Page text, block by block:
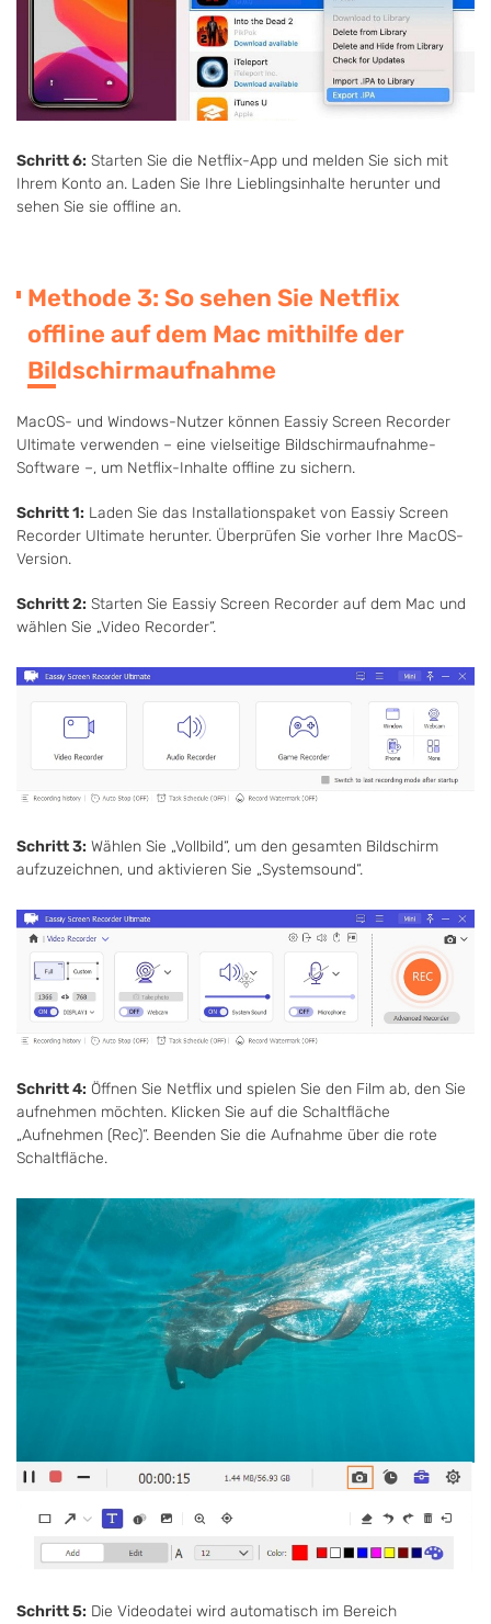
Schritt 6: Starten Sie die Netflix-App und melden Sie sich mit
Ihrem Konto an. Laden Sie Ihre Lieblingsinhalte herunter und
sehen Sie sie offline an.
Methode 3: So sehen Sie Netflix
offline auf dem Mac mithilfe der
Bildschirmaufnahme
MacOS- und Windows-Nutzer können Eassiy Screen Recorder
Ultimate verwenden – eine vielseitige Bildschirmaufnahme-
Software –, um Netflix-Inhalte offline zu sichern.
Schritt 1: Laden Sie das Installationspaket von Eassiy Screen
Recorder Ultimate herunter. Überprüfen Sie vorher Ihre MacOS-
Version.
Schritt 2: Starten Sie Eassiy Screen Recorder auf dem Mac und
wählen Sie „Video Recorder“.
Schritt 3: Wählen Sie „Vollbild“, um den gesamten Bildschirm
aufzuzeichnen, und aktivieren Sie „Systemsound“.
Schritt 4: Öffnen Sie Netflix und spielen Sie den Film ab, den Sie
aufnehmen möchten. Klicken Sie auf die Schaltfläche
„Aufnehmen (Rec)“. Beenden Sie die Aufnahme über die rote
Schaltfläche.
Schritt 5: Die Videodatei wird automatisch im Bereich